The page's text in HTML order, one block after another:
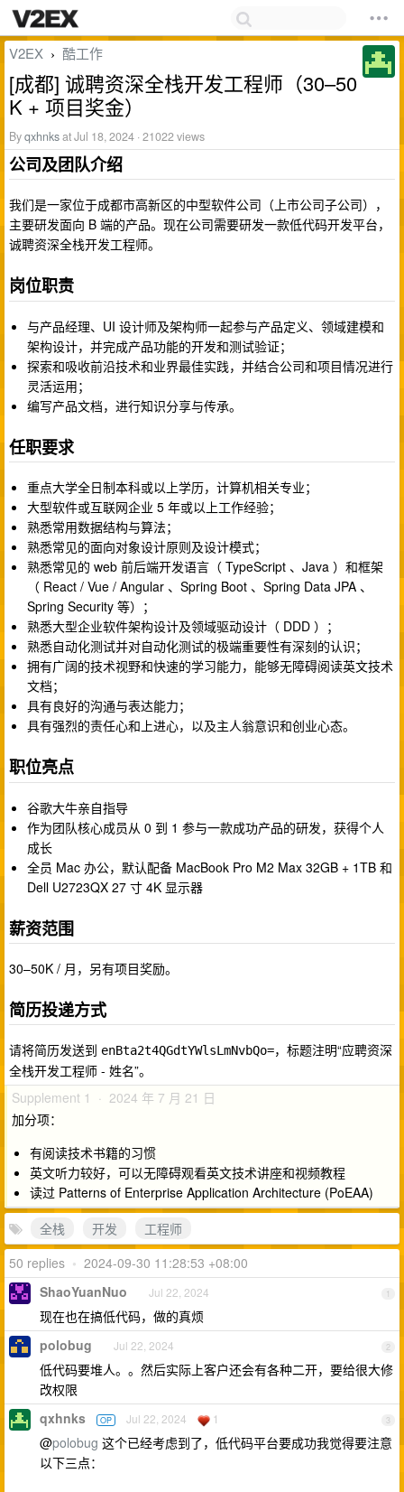
V2EX › 酷工作
[成都] 诚聘资深全栈开发工程师（30–50
K + 项目奖金）
Byqxhnksat Jul 18, 2024 · 21022 views
公司及团队介绍
我们是一家位于成都市高新区的中型软件公司（上市公司子公司），
主要研发面向 B 端的产品。现在公司需要研发一款低代码开发平台，
诚聘资深全栈开发工程师。
岗位职责
与产品经理、UI 设计师及架构师一起参与产品定义、领域建模和
架构设计，并完成产品功能的开发和测试验证；
探索和吸收前沿技术和业界最佳实践，并结合公司和项目情况进行
灵活运用；
编写产品文档，进行知识分享与传承。
任职要求
重点大学全日制本科或以上学历，计算机相关专业；
大型软件或互联网企业 5 年或以上工作经验；
熟悉常用数据结构与算法；
熟悉常见的面向对象设计原则及设计模式；
熟悉常见的 web 前后端开发语言（ TypeScript 、Java ）和框架
（ React / Vue / Angular 、Spring Boot 、Spring Data JPA 、
Spring Security 等）；
熟悉大型企业软件架构设计及领域驱动设计（ DDD ）；
熟悉自动化测试并对自动化测试的极端重要性有深刻的认识；
拥有广阔的技术视野和快速的学习能力，能够无障碍阅读英文技术
文档；
具有良好的沟通与表达能力；
具有强烈的责任心和上进心，以及主人翁意识和创业心态。
职位亮点
谷歌大牛亲自指导
作为团队核心成员从 0 到 1 参与一款成功产品的研发，获得个人
成长
全员 Mac 办公，默认配备 MacBook Pro M2 Max 32GB + 1TB 和
Dell U2723QX 27 寸 4K 显示器
薪资范围
30–50K / 月，另有项目奖励。
简历投递方式
请将简历发送到 enBta2t4QGdtYWlsLmNvbQo=，标题注明“应聘资深
全栈开发工程师 - 姓名”。
Supplement 1 · 2024 年 7 月 21 日
加分项：
有阅读技术书籍的习惯
英文听力较好，可以无障碍观看英文技术讲座和视频教程
读过 Patterns of Enterprise Application Architecture (PoEAA)
全栈
开发
工程师
50 replies • 2024-09-30 11:28:53 +08:00
1
ShaoYuanNuo Jul 22, 2024
现在也在搞低代码，做的真烦
2
polobug Jul 22, 2024
低代码要堆人。。然后实际上客户还会有各种二开，要给很大修
改权限
3
qxhnks OP Jul 22, 2024 1
@polobug 这个已经考虑到了，低代码平台要成功我觉得要注意
以下三点：